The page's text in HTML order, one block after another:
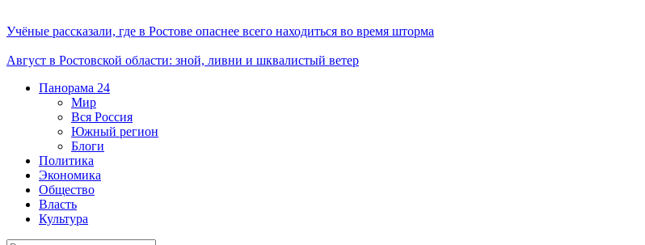
Учёные рассказали, где в Ростове опаснее всего находиться во время шторма
Август в Ростовской области: зной, ливни и шквалистый ветер
Панорама 24
Мир
Вся Россия
Южный регион
Блоги
Политика
Экономика
Общество
Власть
Культура